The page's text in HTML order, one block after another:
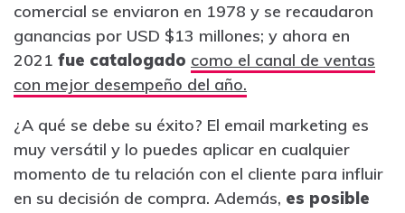
comercial se enviaron en 1978 y se recaudaron
ganancias por USD $13 millones; y ahora en
2021 fue catalogado como el canal de ventas
con mejor desempeño del año.
¿A qué se debe su éxito? El email marketing es
muy versátil y lo puedes aplicar en cualquier
momento de tu relación con el cliente para influir
en su decisión de compra. Además, es posible